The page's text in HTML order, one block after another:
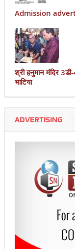
Admission
श्री हनुमान मंदिर
भाटिया
ADVERTISING